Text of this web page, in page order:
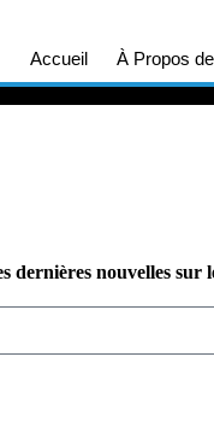
Accueil À Propos
dernières nouvelles